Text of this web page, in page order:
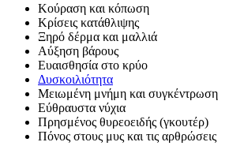
Κούραση και κόπωση
Κρίσεις κατάθλιψης
Ξηρό δέρμα και μαλλιά
Αύξηση βάρους
Ευαισθησία στο κρύο
Δυσκοιλιότητα
Μειωμένη μνήμη και συγκέντρωση
Εύθραυστα νύχια
Πρησμένος θυρεοειδής (γκουτέρ)
Πόνος στους μυς και τις αρθρώσεις